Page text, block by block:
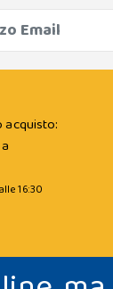
acquisto:
16:30